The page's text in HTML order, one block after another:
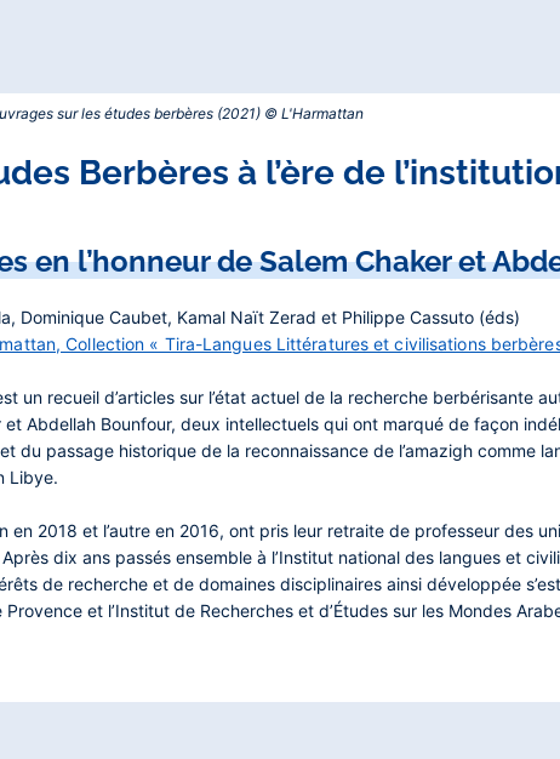
sur les études berbères (2021) © L'Harmattan‎
Berbères à l’ère de
en l’honneur de Salem Chaker et
, Dominique Caubet, Kamal Naït Zerad et Philippe Cassuto (éds)
Collection « Tira-Langues Littératures et civilisations
un recueil d’articles sur l’état actuel de la recherche berbérisante
et Abdellah Bounfour, deux intellectuels qui ont marqué de façon
du passage historique de la reconnaissance de l’amazigh comme
Libye.
en 2018 et l’autre en 2016, ont pris leur retraite de professeur des
dix ans passés ensemble à l’Institut national des langues et
de recherche et de domaines disciplinaires ainsi développée
Provence et l’Institut de Recherches et d’Études sur les Mondes